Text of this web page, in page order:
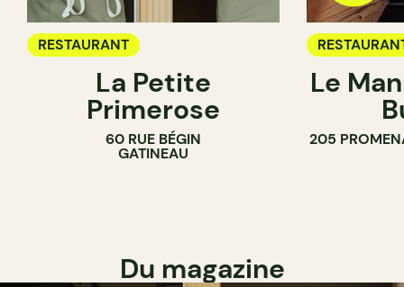
RESTAURANT
La Petite
Primerose
60 RUE BÉGIN
GATINEAU
Le
205
Du magazine